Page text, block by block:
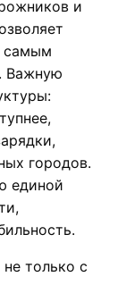
и
самым
Важную
городов.
единой
только с